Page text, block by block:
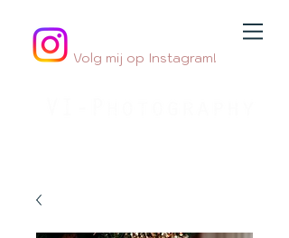
Volg mij op Instagram!